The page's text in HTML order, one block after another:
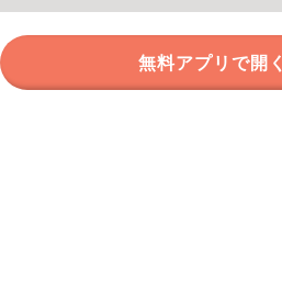
無料アプリで開く